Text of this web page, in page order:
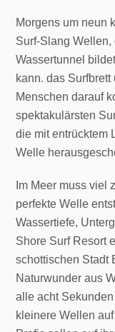
Morgens um neun
Surf-Slang
Wassertunnel
kann. das
Menschen darauf
spektakulärsten
die mit entrücktem
Welle
Im Meer muss viel
perfekte Welle
Wassertiefe,
Shore Surf Resort
schottischen Stadt
Naturwunder aus
alle acht
kleinere Wellen